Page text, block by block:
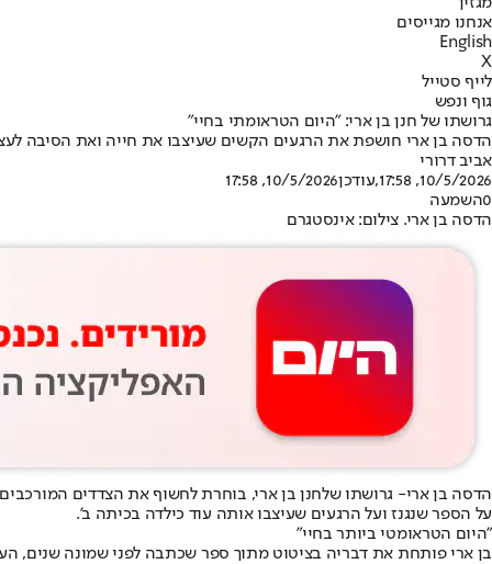
אנחנו מגייסים
English
X
לייף סטייל
גוף ונפש
גרושתו של חנן בן ארי: "היום הטראומתי בחיי"
הדסה בן ארי חושפת את הרגעים הקשים שעיצבו את חייה ואת הסיבה
אביב דרורי
10/5/2026, 17:58
,עודכן10/5/2026, 17:58
0השמעה
הדסה בן ארי. צילום: אינסטגרם
הדסה בן ארי- גרושתו שלחנן בן ארי, בוחרת לחשוף את הצדדים
על הספר שנגנז ועל הרגעים שעיצבו אותה עוד כילדה בכיתה ב'.
"היום הטראומטי ביותר בחיי"
בן ארי פותחת את דבריה בציטוט מתוך ספר שכתבה לפני שמונה שנים,